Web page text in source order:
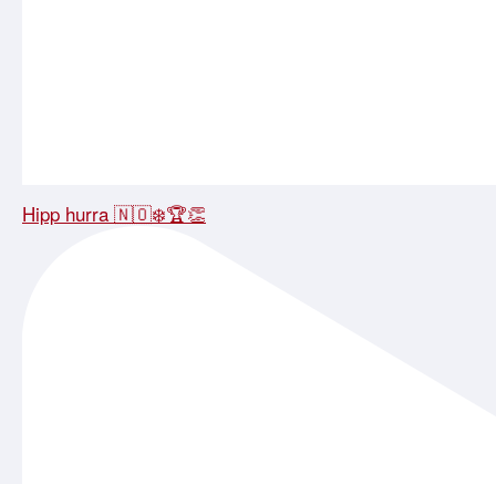
Hipp hurra 🇳🇴❄️🏆👏